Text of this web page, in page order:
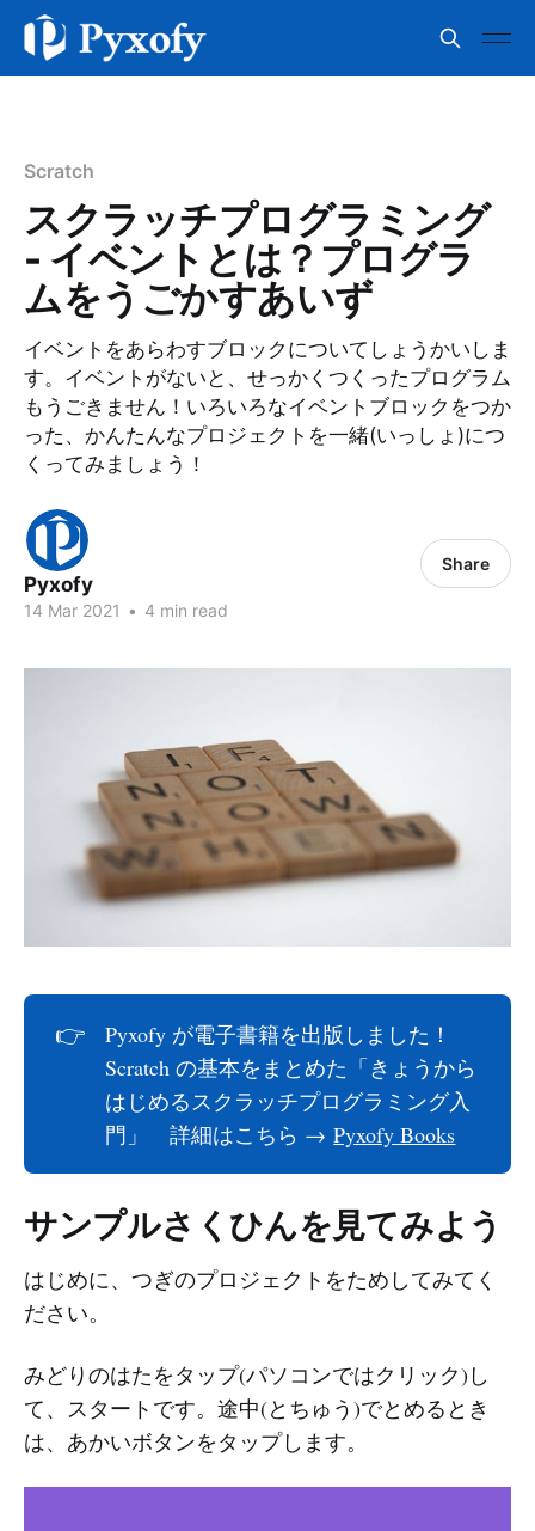
Scratch
スクラッチプログラミング
- イベントとは？プログラ
ムをうごかすあいず
イベントをあらわすブロックについてしょうかいしま
す。イベントがないと、せっかくつくったプログラム
もうごきません！いろいろなイベントブロックをつか
った、かんたんなプロジェクトを一緒(いっしょ)につ
くってみましょう！
Pyxofy
14 Mar 2021 • 4 min read
Share
👉
Pyxofy が電子書籍を出版しました！
Scratch の基本をまとめた「きょうから
はじめるスクラッチプログラミング入
門」 詳細はこちら →Pyxofy Books
サンプルさくひんを見てみよう
はじめに、つぎのプロジェクトをためしてみてく
ださい。
みどりのはたをタップ(パソコンではクリック)し
て、スタートです。途中(とちゅう)でとめるとき
は、あかいボタンをタップします。